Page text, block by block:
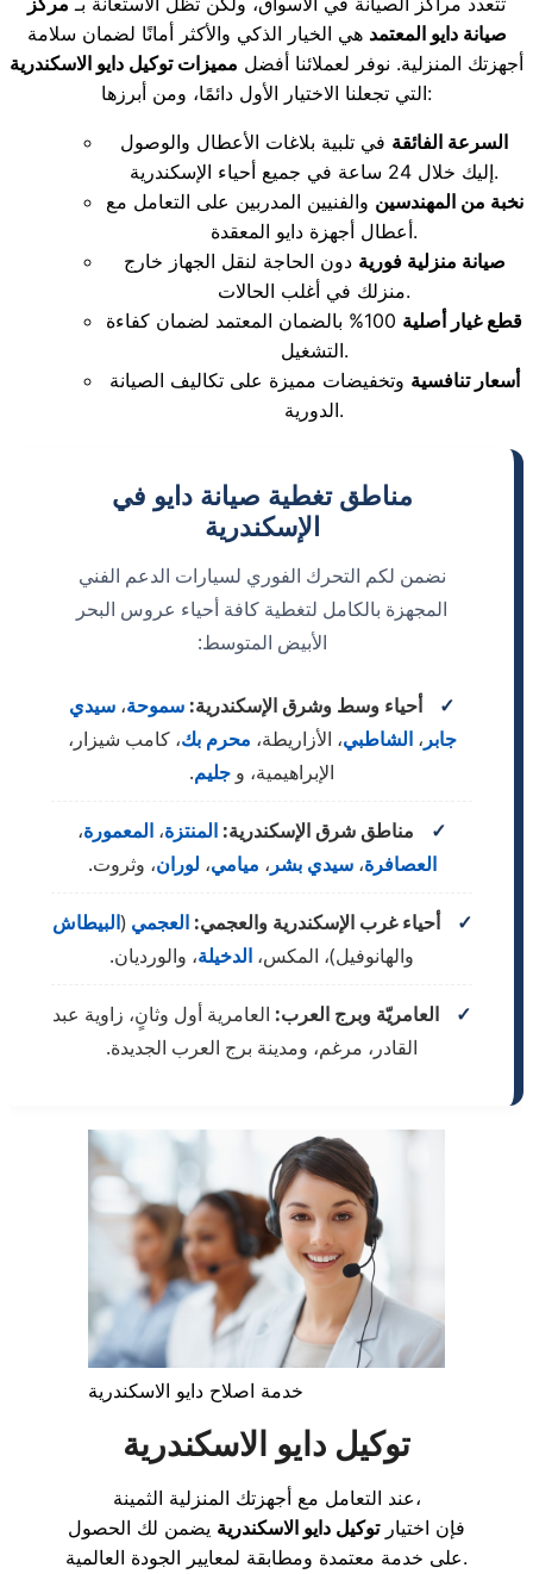
صيانة دايو المعتمد هي الخيار الذكي والأكثر أمانًا لضمان سلامة
أجهزتك المنزلية. نوفر لعملائنا أفضل مميزات توكيل دايو الاسكندرية
التي تجعلنا الاختيار الأول دائمًا، ومن أبرزها:
السرعة الفائقة في تلبية بلاغات الأعطال والوصول
إليك خلال 24 ساعة في جميع أحياء الإسكندرية.
نخبة من المهندسين والفنيين المدربين على التعامل مع
أعطال أجهزة دايو المعقدة.
صيانة منزلية فورية دون الحاجة لنقل الجهاز خارج
منزلك في أغلب الحالات.
قطع غيار أصلية
100% بالضمان المعتمد لضمان كفاءة
التشغيل.
أسعار تنافسية وتخفيضات مميزة على تكاليف الصيانة
الدورية.
مناطق تغطية صيانة دايو في
الإسكندرية
نضمن لكم التحرك الفوري لسيارات الدعم الفني
المجهزة بالكامل لتغطية كافة أحياء عروس البحر
الأبيض المتوسط:
✓ أحياء وسط وشرق الإسكندرية: سموحة، سيدي
جابر ،الشاطبي، الأزاريطة، محرم بك، كامب شيزار،
الإبراهيمية، و جليم.
✓ مناطق شرق الإسكندرية: المنتزة، المعمورة،
العصافرة،سيدي بشر ، ميامي، لوران، وثروت.
✓ أحياء غرب الإسكندرية والعجمي: العجمي (البيطاش
والهانوفيل)، المكس، الدخيلة، والورديان.
✓ العامريّة وبرج العرب: العامرية أول وثانٍ، زاوية عبد
القادر، مرغم، ومدينة برج العرب الجديدة.
خدمة اصلاح دايو الاسكندرية
توكيل دايو الاسكندرية
عند التعامل مع أجهزتك المنزلية الثمينة،
فإن اختيارتوكيل دايو الاسكندرية يضمن لك الحصول
على خدمة معتمدة ومطابقة لمعايير الجودة العالمية.